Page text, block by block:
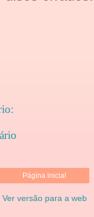
Página inicial
Ver versão para a web